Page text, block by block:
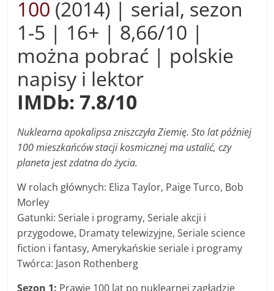
100 (2014) | serial, sezon
1-5 | 16+ | 8,66/10 |
można pobrać | polskie
napisy i lektor
IMDb: 7.8/10
Nuklearna apokalipsa zniszczyła Ziemię. Sto lat później
100 mieszkańców stacji kosmicznej ma ustalić, czy
planeta jest zdatna do życia.
W rolach głównych: Eliza Taylor, Paige Turco, Bob
Morley
Gatunki: Seriale i programy, Seriale akcji i
przygodowe, Dramaty telewizyjne, Seriale science
fiction i fantasy, Amerykańskie seriale i programy
Twórca: Jason Rothenberg
Sezon 1: Prawie 100 lat po nuklearnej zagładzie